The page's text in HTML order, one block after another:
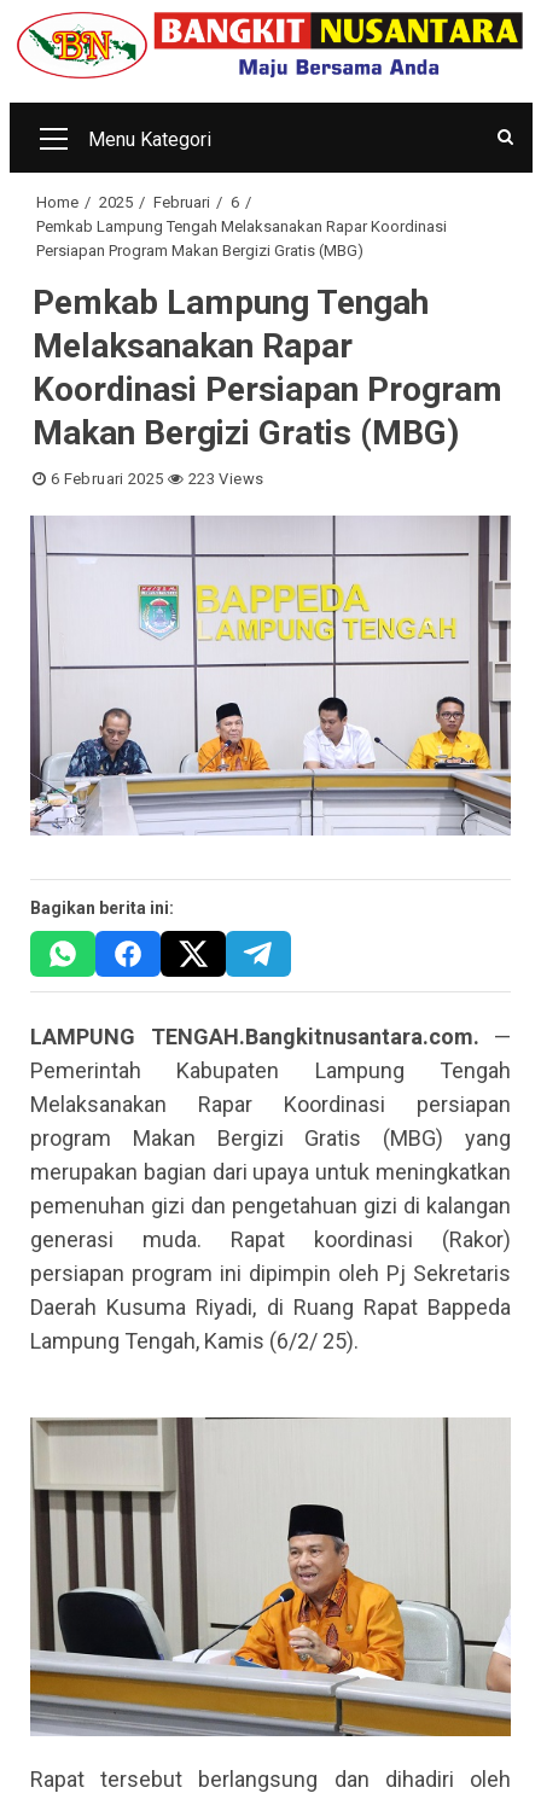
Skip
to
content
Primary
Menu
Menu Kategori
Home 2025 Februari
6
Pemkab Lampung Tengah Melaksanakan Rapar Koordinasi
Persiapan Program Makan Bergizi Gratis (MBG)
Pemkab Lampung Tengah
Melaksanakan Rapar
Koordinasi Persiapan Program
Makan Bergizi Gratis (MBG)
6 Februari 2025 223 Views
Bagikan berita ini:
LAMPUNG TENGAH.Bangkitnusantara.com. —
Pemerintah Kabupaten Lampung Tengah
Melaksanakan Rapar Koordinasi persiapan
program Makan Bergizi Gratis (MBG) yang
merupakan bagian dari upaya untuk meningkatkan
pemenuhan gizi dan pengetahuan gizi di kalangan
generasi muda. Rapat koordinasi (Rakor)
persiapan program ini dipimpin oleh Pj Sekretaris
Daerah Kusuma Riyadi, di Ruang Rapat Bappeda
Lampung Tengah, Kamis (6/2/ 25).
Rapat tersebut berlangsung dan dihadiri oleh